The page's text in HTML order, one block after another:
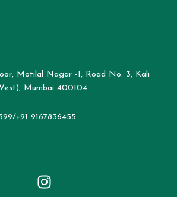
Motilal Nagar -I, Road No. 3, Kali
Mumbai 400104
+91 9167836455